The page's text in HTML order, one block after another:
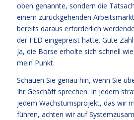
oben genannte, sondern die
einem zurückgehenden
bereits daraus erforderlich
der FED eingepreist hatte. Gute
Ja, die Börse erholte sich schnell
mein Punkt.
Schauen Sie genau hin, wenn Sie
Ihr Geschäft sprechen. In jedem
jedem Wachstumsprojekt, das wir
führen, achten wir auf